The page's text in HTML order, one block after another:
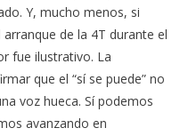
Y, mucho menos, si
de la 4T durante el
fue ilustrativo. La
que el “sí se puede” no
voz hueca. Sí podemos
avanzando en